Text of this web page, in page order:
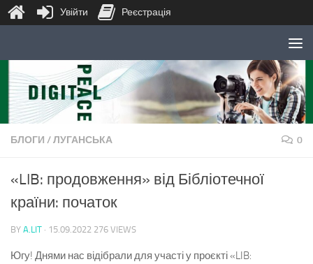
Skip to content
БЛОГИ /ЛУГАНСЬКА 0
«LIB: продовження» від Бібліотечної
країни: початок
BY A.LIT · 15.09.2022 276 VIEWS
Югу! Днями нас відібрали для участі у проєкті «LIB:
Увійти Реєстрація